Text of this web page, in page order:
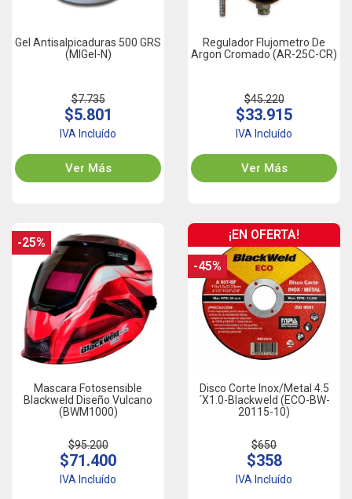
Gel Antisalpicaduras 500 GRS
(MIGel-N)
$7.735
$5.801
IVA Incluído
Ver Más
Regulador Flujometro De
Argon Cromado (AR-25C-CR)
$45.220
$33.915
IVA Incluído
Ver Más
Mascara Fotosensible
Blackweld Diseño Vulcano
(BWM1000)
$95.200
$71.400
IVA Incluído
-25%
Disco Corte Inox/Metal 4.5
´x1.0-Blackweld (ECO-BW-
20115-10)
$650
$358
IVA Incluído
¡EN OFERTA!
-45%